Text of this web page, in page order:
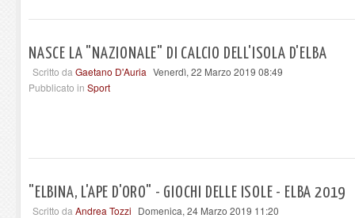
NASCE LA "NAZIONALE" DI CALCIO DELL'ISOLA D'ELBA
Scritto da Gaetano D'Auria Venerdì, 22 Marzo 2019 08:49
Pubblicato in Sport
"ELBINA, L'APE D'ORO" - GIOCHI DELLE ISOLE - ELBA 2019
Scritto da Andrea Tozzi Domenica, 24 Marzo 2019 11:20